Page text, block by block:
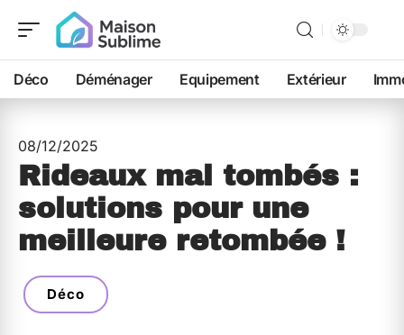
Déco Déménager Equipement Extérieur
08/12/2025
Rideaux mal tombés :
solutions pour une
meilleure retombée !
Déco